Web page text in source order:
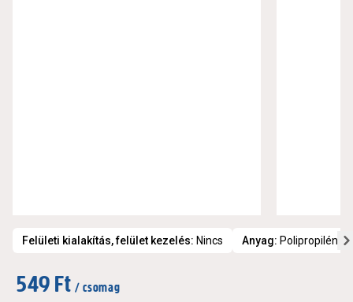
Felületi kialakítás, felület kezelés: Nincs Anyag: Polipropilén
549 Ft / csomag